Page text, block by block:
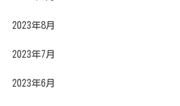
2023年8月
2023年7月
2023年6月